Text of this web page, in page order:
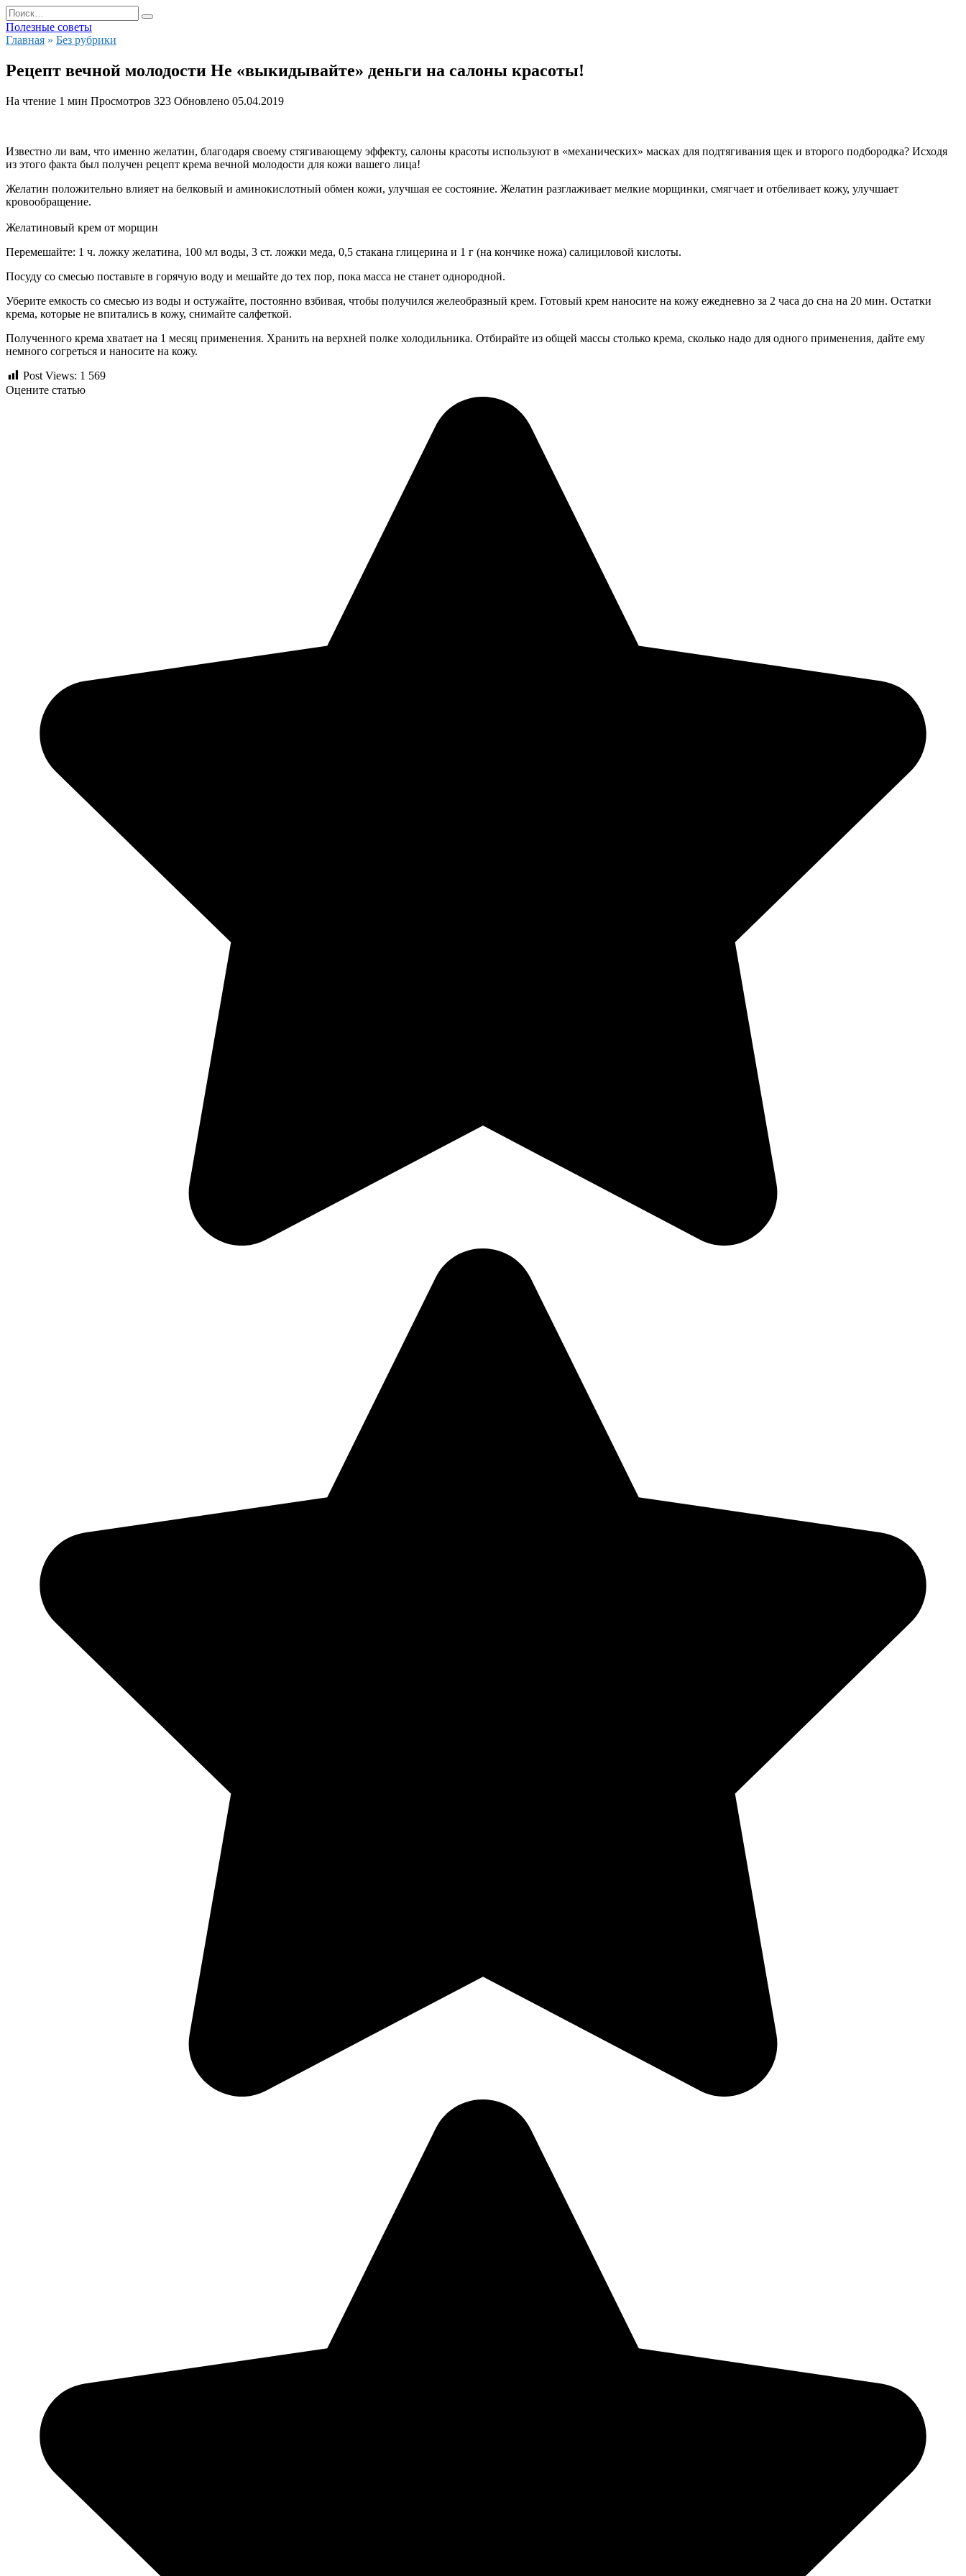
Перейти
к
содержанию
Search
for:
Полезные советы
Главная » Без рубрики
Рецепт вечной молодости Не «выкидывайте» деньги на салоны красоты!
На чтение 1 мин Просмотров 323 Обновлено 05.04.2019
Известно ли вам, что именно желатин, благодаря своему стягивающему эффекту, салоны красоты используют в «механических» масках для подтягивания щек и второго подбородка? Исходя
из этого факта был получен рецепт крема вечной молодости для кожи вашего лица!
Желатин положительно влияет на белковый и аминокислотный обмен кожи, улучшая ее состояние. Желатин разглаживает мелкие морщинки, смягчает и отбеливает кожу, улучшает
кровообращение.
Желатиновый крем от морщин
Перемешайте: 1 ч. ложку желатина, 100 мл воды, 3 ст. ложки меда, 0,5 стакана глицерина и 1 г (на кончике ножа) салициловой кислоты.
Посуду со смесью поставьте в горячую воду и мешайте до тех пор, пока масса не станет однородной.
Уберите емкость со смесью из воды и остужайте, постоянно взбивая, чтобы получился желеобразный крем. Готовый крем наносите на кожу ежедневно за 2 часа до сна на 20 мин. Остатки
крема, которые не впитались в кожу, снимайте салфеткой.
Полученного крема хватает на 1 месяц применения. Хранить на верхней полке холодильника. Отбирайте из общей массы столько крема, сколько надо для одного применения, дайте ему
немного согреться и наносите на кожу.
Post Views: 1 569
Оцените статью